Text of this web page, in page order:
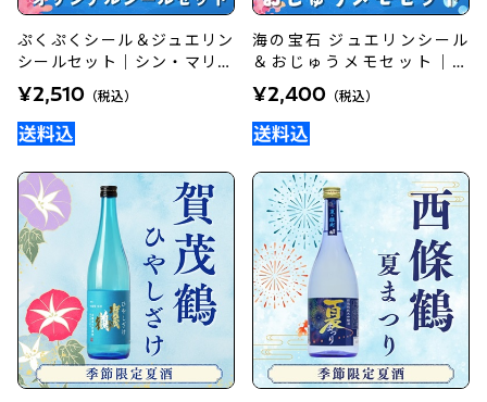
ぷくぷくシール＆ジュエリン
シールセット｜シン・マリホ
水族館
¥2,510 （税込）
海の宝石 ジュエリンシール
＆おじゅうメモセット｜シ
ン・マリホ水族館
¥2,400 （税込）